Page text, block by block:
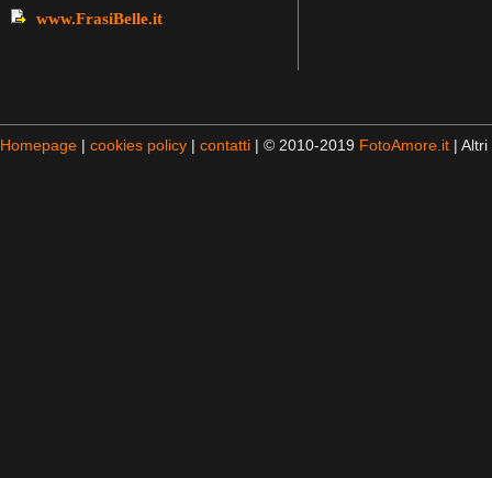
www.FrasiBelle.it
Homepage | cookies policy | contatti | © 2010-2019 FotoAmore.it |